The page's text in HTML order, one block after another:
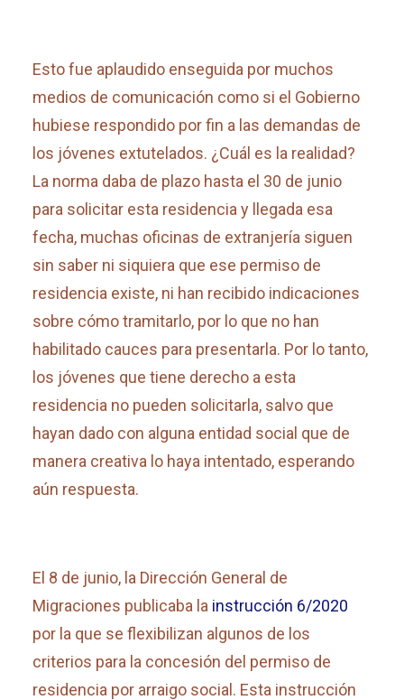
Esto fue aplaudido enseguida por muchos
medios de comunicación como si el Gobierno
hubiese respondido por fin a las demandas de
los jóvenes extutelados. ¿Cuál es la realidad?
La norma daba de plazo hasta el 30 de junio
para solicitar esta residencia y llegada esa
fecha, muchas oficinas de extranjería siguen
sin saber ni siquiera que ese permiso de
residencia existe, ni han recibido indicaciones
sobre cómo tramitarlo, por lo que no han
habilitado cauces para presentarla. Por lo tanto,
los jóvenes que tiene derecho a esta
residencia no pueden solicitarla, salvo que
hayan dado con alguna entidad social que de
manera creativa lo haya intentado, esperando
aún respuesta.
El 8 de junio, la Dirección General de
Migraciones publicaba la instrucción 6/2020
por la que se flexibilizan algunos de los
criterios para la concesión del permiso de
residencia por arraigo social. Esta instrucción